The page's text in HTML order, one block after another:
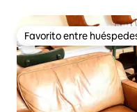
Favorito entre
Favorito entre